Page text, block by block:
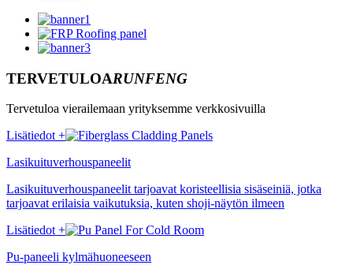
TERVETULOARUNFENG
Tervetuloa vierailemaan yrityksemme verkkosivuilla
Lisätiedot +
Lasikuituverhouspaneelit
Lasikuituverhouspaneelit tarjoavat koristeellisia sisäseiniä, jotka
tarjoavat erilaisia ​​​​vaikutuksia, kuten shoji-näytön ilmeen
Lisätiedot +
Pu-paneeli kylmähuoneeseen